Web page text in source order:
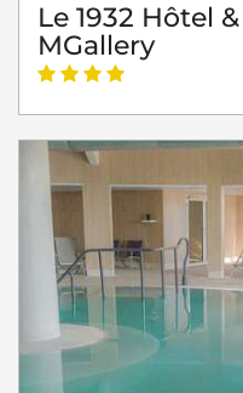
Le 1932 Hôtel
MGallery